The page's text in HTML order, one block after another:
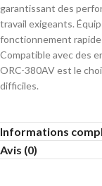
garantissant des
travail exigeants.
fonctionnement
Compatible avec des
ORC-380AV est le
difficiles.
Informations
Avis (0)